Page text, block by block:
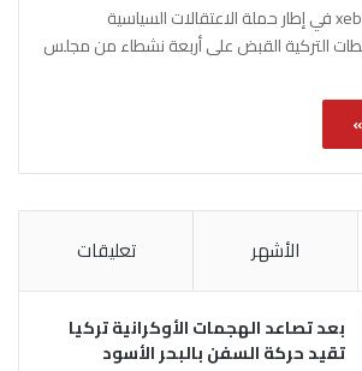
آفرين علو ـ xeber24.net في إطار حملة الاعتقالات السياسية
التركية القبض على أربعة نشطاء من مجلس
الأشهر تعليقات
بعد تصاعد الهجمات الأوكرانية تركيا
تقيد حركة السفن بالبحر الأسود